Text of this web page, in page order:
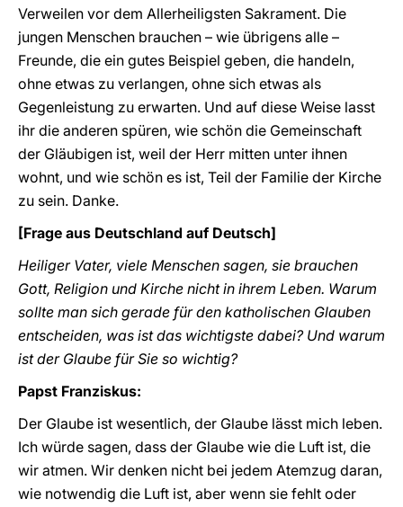
Verweilen vor dem Allerheiligsten Sakrament. Die
jungen Menschen brauchen – wie übrigens alle –
Freunde, die ein gutes Beispiel geben, die handeln,
ohne etwas zu verlangen, ohne sich etwas als
Gegenleistung zu erwarten. Und auf diese Weise lasst
ihr die anderen spüren, wie schön die Gemeinschaft
der Gläubigen ist, weil der Herr mitten unter ihnen
wohnt, und wie schön es ist, Teil der Familie der Kirche
zu sein. Danke.
[Frage aus Deutschland auf Deutsch]
Heiliger Vater, viele Menschen sagen, sie brauchen
Gott, Religion und Kirche nicht in ihrem Leben. Warum
sollte man sich gerade für den katholischen Glauben
entscheiden, was ist das wichtigste dabei? Und warum
ist der Glaube für Sie so wichtig?
Papst Franziskus:
Der Glaube ist wesentlich, der Glaube lässt mich leben.
Ich würde sagen, dass der Glaube wie die Luft ist, die
wir atmen. Wir denken nicht bei jedem Atemzug daran,
wie notwendig die Luft ist, aber wenn sie fehlt oder